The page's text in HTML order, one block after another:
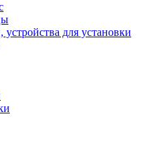
для установки